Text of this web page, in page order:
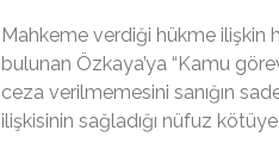
Mahkeme verdiği hükme ilişkin
bulunan Özkaya’ya “Kamu
ceza verilmemesini sanığın
ilişkisinin sağladığı nüfuz